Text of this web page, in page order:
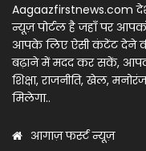
Aagaazfirstnews.com
न्यूज़ पोर्टल है जहाँ पर
आपके लिए ऐसी कंटेंट देने
बढ़ाने में मदद कर सकें,
शिक्षा, राजनीति, खेल,
मिलेगा..
आगाज़ फर्स्ट न्यूज़